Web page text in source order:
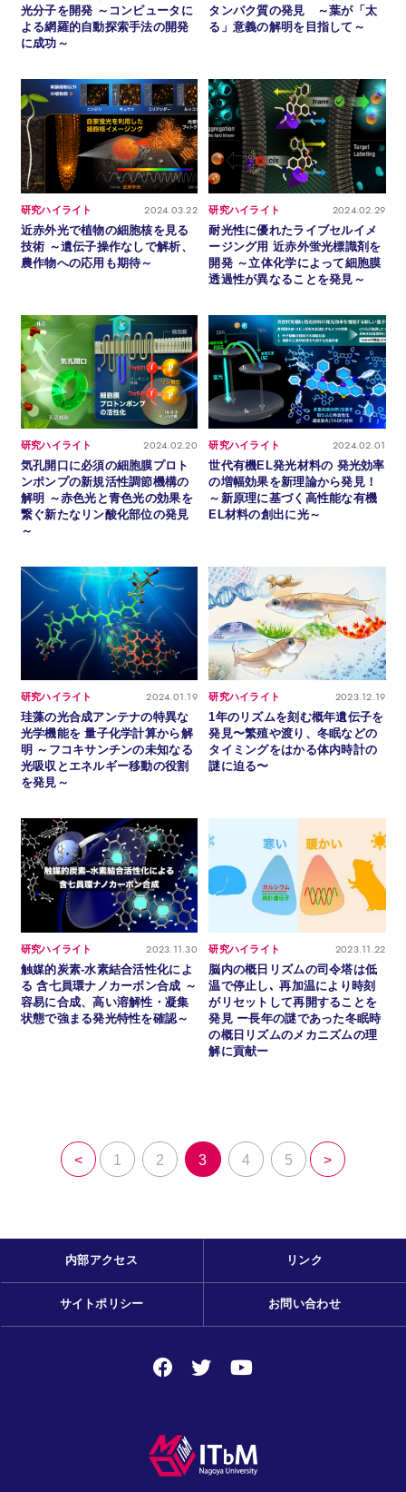
光分子を開発 ～コンピュータに
よる網羅的自動探索手法の開発
に成功～
タンパク質の発見 ～葉が「太
る」意義の解明を目指して～
2024.03.22
研究ハイライト
近赤外光で植物の細胞核を見る
技術 ～遺伝子操作なしで解析、
農作物への応用も期待～
2024.02.29
研究ハイライト
耐光性に優れたライブセルイメ
ージング用 近赤外蛍光標識剤を
開発 ～立体化学によって細胞膜
透過性が異なることを発見～
2024.02.20
研究ハイライト
気孔開口に必須の細胞膜プロト
ンポンプの新規活性調節機構の
解明 ～赤色光と青色光の効果を
繋ぐ新たなリン酸化部位の発見
～
2024.02.01
研究ハイライト
世代有機EL発光材料の 発光効率
の増幅効果を新理論から発見！
～新原理に基づく高性能な有機
EL材料の創出に光～
2024.01.19
研究ハイライト
珪藻の光合成アンテナの特異な
光学機能を 量子化学計算から解
明 ～フコキサンチンの未知なる
光吸収とエネルギー移動の役割
を発見～
2023.12.19
研究ハイライト
1年のリズムを刻む概年遺伝子を
発見〜繁殖や渡り、冬眠などの
タイミングをはかる体内時計の
謎に迫る〜
2023.11.30
研究ハイライト
触媒的炭素-水素結合活性化によ
る 含七員環ナノカーボン合成 ～
容易に合成、高い溶解性・凝集
状態で強まる発光特性を確認～
2023.11.22
研究ハイライト
脳内の概日リズムの司令塔は低
温で停止し､ 再加温により時刻
がリセットして再開することを
発見 ー長年の謎であった冬眠時
の概日リズムのメカニズムの理
解に貢献ー
< 1 2 3 4 5 >
内部アクセス リンク
サイトポリシー お問い合わせ